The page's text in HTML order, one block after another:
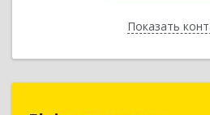
ПоказатьНазад